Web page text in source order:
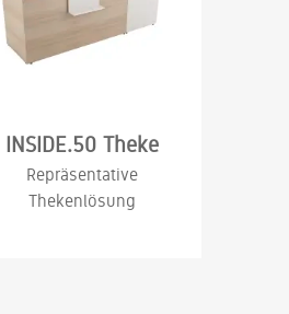
INSIDE.50 Theke
Repräsentative
Thekenlösung